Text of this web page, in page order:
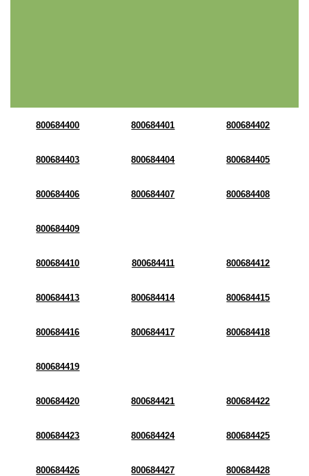
800684400 800684401 800684402
800684403 800684404 800684405
800684406 800684407 800684408
800684409
800684410 800684411 800684412
800684413 800684414 800684415
800684416 800684417 800684418
800684419
800684420 800684421 800684422
800684423 800684424 800684425
800684426 800684427 800684428